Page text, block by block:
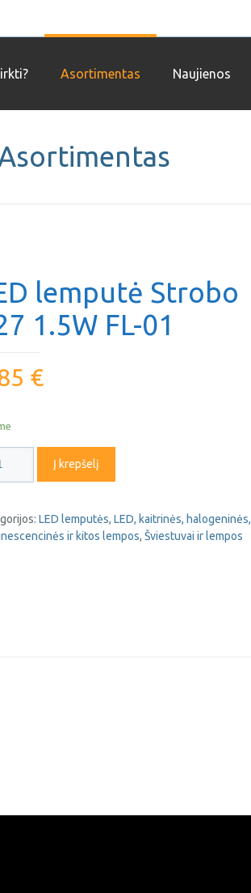
Asortimentas Naujienos
lemputė Strobo
1.5W FL-01
€
Į krepšelį
LED lemputės, LED, kaitrinės, halogeninės,
ir kitos lempos, Šviestuvai ir lempos